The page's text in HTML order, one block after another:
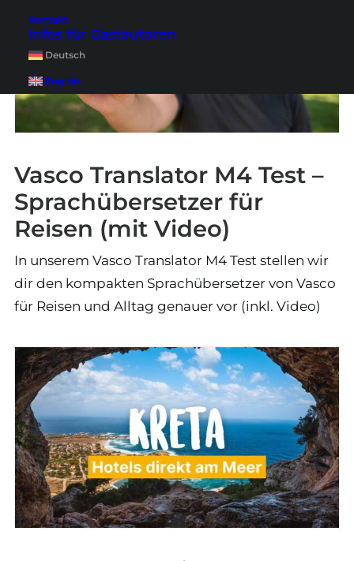
Kontakt
Infos für Gastautoren
Deutsch
English
Vasco Translator M4 Test –
Sprachübersetzer für
Reisen (mit Video)
In unserem Vasco Translator M4 Test stellen wir
dir den kompakten Sprachübersetzer von Vasco
für Reisen und Alltag genauer vor (inkl. Video)